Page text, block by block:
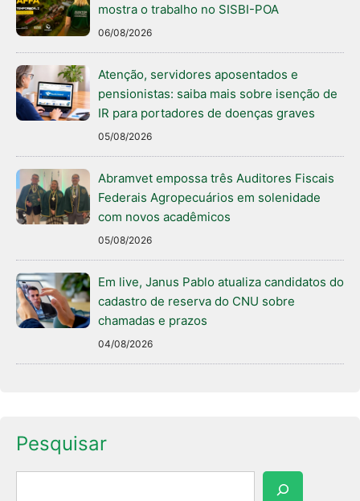
mostra o trabalho no SISBI-POA
06/08/2026
Atenção, servidores aposentados e
pensionistas: saiba mais sobre isenção de
IR para portadores de doenças graves
05/08/2026
Abramvet empossa três Auditores Fiscais
Federais Agropecuários em solenidade
com novos acadêmicos
05/08/2026
Em live, Janus Pablo atualiza candidatos do
cadastro de reserva do CNU sobre
chamadas e prazos
04/08/2026
Pesquisar